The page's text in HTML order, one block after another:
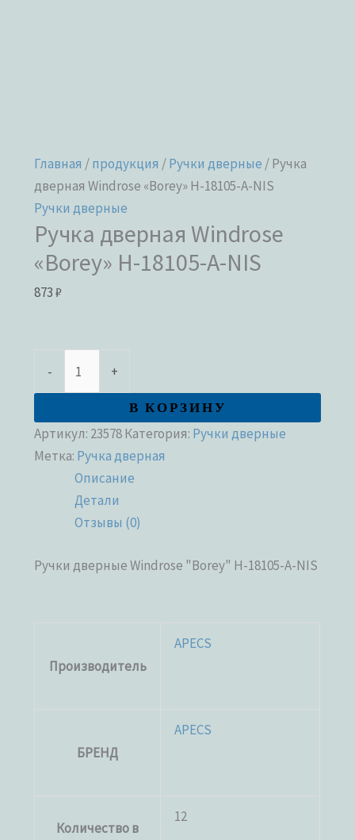
Главная /продукция /Ручки дверные / Ручка
дверная Windrose «Borey» H-18105-A-NIS
Ручки дверные
Ручка дверная Windrose
«Borey» H-18105-A-NIS
873₽
- +
В КОРЗИНУ
Артикул: 23578Категория: Ручки дверные
Метка: Ручка дверная
Описание
Детали
Отзывы (0)
Ручки дверные Windrose "Borey" H-18105-A-NIS
Производитель
APECS
БРЕНД
APECS
Количество в
12